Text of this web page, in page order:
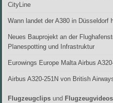
CityLine
Wann landet der A380 in Düsseldorf
Neues Bauprojekt an der
Planespotting und Infrastruktur
Eurowings Europe Malta Airbus
Airbus A320-251N von British
Flugzeugclips und Flugzeugvideos